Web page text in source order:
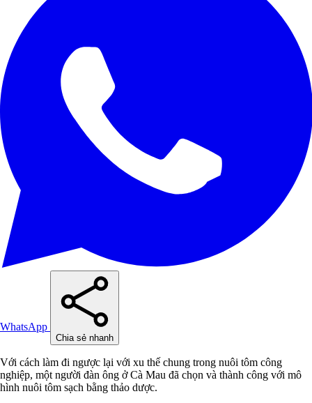
WhatsApp
Chia sẻ nhanh
Với cách làm đi ngược lại với xu thế chung trong nuôi tôm công
nghiệp, một người đàn ông ở Cà Mau đã chọn và thành công với mô
hình nuôi tôm sạch bằng thảo dược.